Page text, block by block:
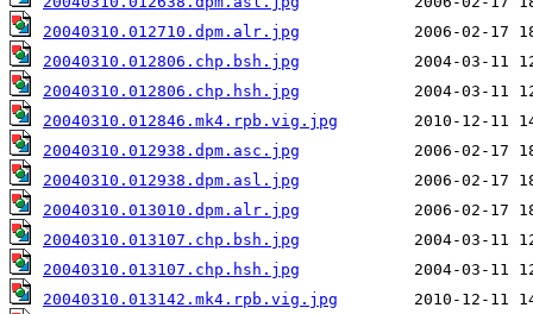
20040310.012710.dpm.alr.jpg
20040310.012806.chp.bsh.jpg
20040310.012806.chp.hsh.jpg
20040310.012846.mk4.rpb.vig.jpg
20040310.012938.dpm.asc.jpg
20040310.012938.dpm.asl.jpg
20040310.013010.dpm.alr.jpg
20040310.013107.chp.bsh.jpg
20040310.013107.chp.hsh.jpg
20040310.013142.mk4.rpb.vig.jpg